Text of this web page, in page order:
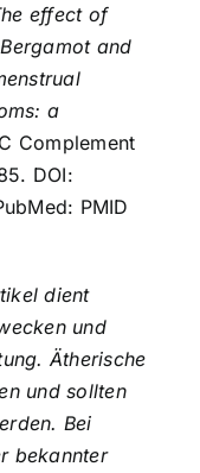
effect of
and
a
Complement
DOI:
PMID
dient
und
Ätherische
und sollten
Bei
bekannter